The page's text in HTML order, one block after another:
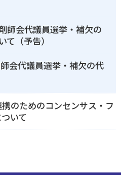
師会代議員選挙・補欠の
（予告）
会代議員選挙・補欠の代
携のためのコンセンサス・フ
いて